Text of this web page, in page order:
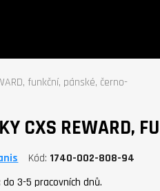
funkční, pánské, černo-
CXS REWARD,
Kód 1740-002-808-94
do 3-5 pracovních dnů.